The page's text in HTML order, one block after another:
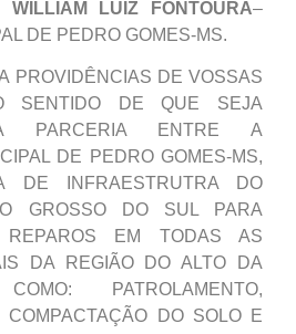
WILLIAM LUIZ FONTOURA–
DE PEDRO GOMES-MS.
PROVIDÊNCIAS DE VOSSAS
SENTIDO DE QUE SEJA
PARCERIA ENTRE A
DE PEDRO GOMES-MS,
DE INFRAESTRUTRA DO
GROSSO DO SUL PARA
REPAROS EM TODAS AS
DA REGIÃO DO ALTO DA
PATROLAMENTO,
COMPACTAÇÃO DO SOLO E